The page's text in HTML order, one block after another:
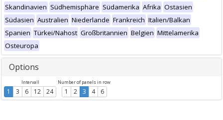
Skandinavien Südhemisphäre Südamerika Afrika Ostasien
Südasien Australien Niederlande Frankreich Italien/Balkan
Spanien Türkei/Nahost Großbritannien Belgien Mittelamerika
Osteuropa
Options
Intervall
1 3 6 12 24
Number of panels in row
1 2 3 4 6